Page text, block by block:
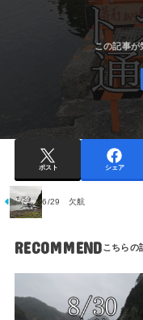
ポスト シェア
6/29 欠航
RECOMMEND